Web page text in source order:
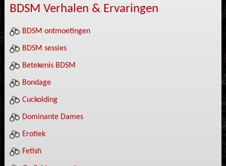
BDSM Verhalen & Ervaringen
BDSM ontmoetingen
BDSM sessies
Betekenis BDSM
Bondage
Cuckolding
Dominante Dames
Erotiek
Fetish